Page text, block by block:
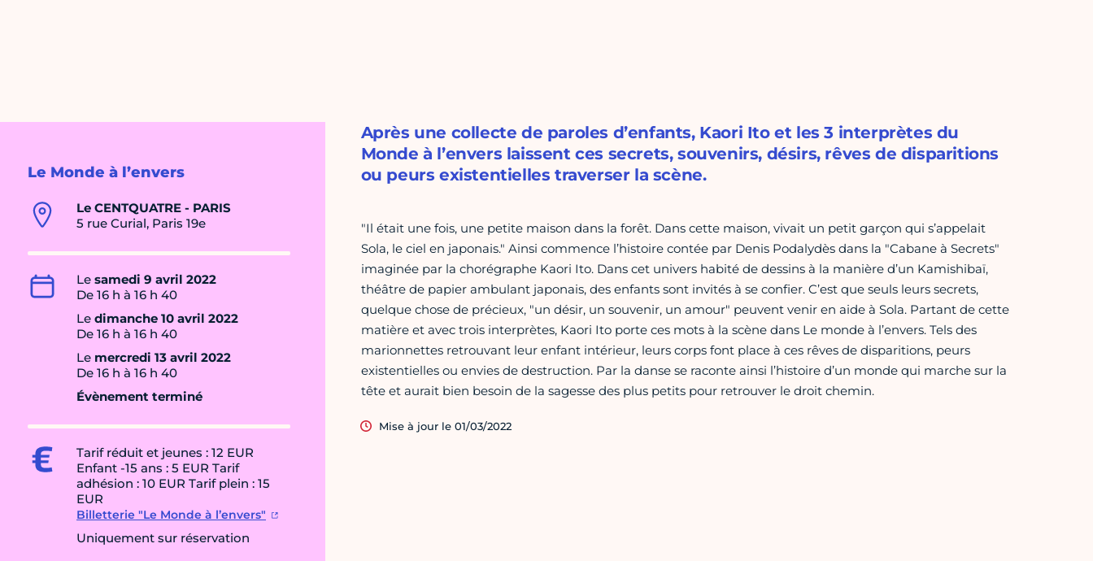
Le Monde à l’envers
Le CENTQUATRE - PARIS
5 rue Curial, Paris 19e
Le samedi 9 avril 2022
De 16 h à 16 h 40
Le dimanche 10 avril 2022
De 16 h à 16 h 40
Le mercredi 13 avril 2022
De 16 h à 16 h 40
Évènement terminé
Tarif réduit et jeunes : 12 EUR
Enfant -15 ans : 5 EUR Tarif
adhésion : 10 EUR Tarif plein : 15
EUR
Billetterie "Le Monde à l’envers"
Uniquement sur réservation
Après une collecte de paroles d’enfants, Kaori Ito et les 3 interprètes du
Monde à l’envers laissent ces secrets, souvenirs, désirs, rêves de disparitions
ou peurs existentielles traverser la scène.
"Il était une fois, une petite maison dans la forêt. Dans cette maison, vivait un petit garçon qui s’appelait
Sola, le ciel en japonais." Ainsi commence l’histoire contée par Denis Podalydès dans la "Cabane à Secrets"
imaginée par la chorégraphe Kaori Ito. Dans cet univers habité de dessins à la manière d’un Kamishibaï,
théâtre de papier ambulant japonais, des enfants sont invités à se confier. C’est que seuls leurs secrets,
quelque chose de précieux, "un désir, un souvenir, un amour" peuvent venir en aide à Sola. Partant de cette
matière et avec trois interprètes, Kaori Ito porte ces mots à la scène dans Le monde à l’envers. Tels des
marionnettes retrouvant leur enfant intérieur, leurs corps font place à ces rêves de disparitions, peurs
existentielles ou envies de destruction. Par la danse se raconte ainsi l’histoire d’un monde qui marche sur la
tête et aurait bien besoin de la sagesse des plus petits pour retrouver le droit chemin.
Mise à jour le 01/03/2022